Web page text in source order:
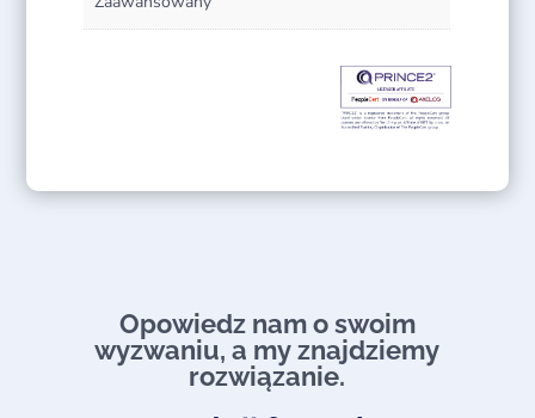
Opowiedz nam o swoim
wyzwaniu, a my znajdziemy
rozwiązanie.​